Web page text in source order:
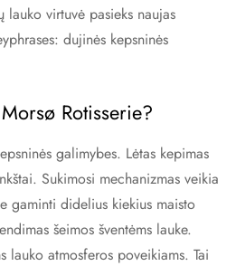
lauko virtuvė pasieks naujas
dujinės kepsninės
Rotisserie?
galimybes. Lėtas kepimas
Sukimosi mechanizmas veikia
gaminti didelius kiekius maisto
šeimos šventėms lauke.
lauko atmosferos poveikiams. Tai